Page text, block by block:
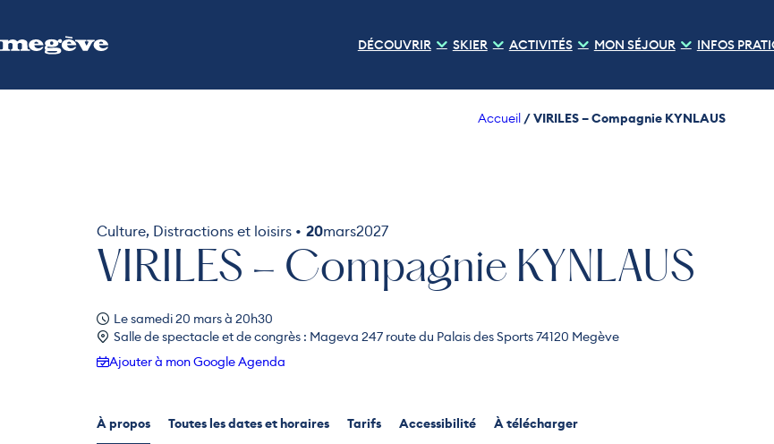
DÉCOUVRIR SKIER ACTIVITÉS MON SÉJOUR INFOS
Accueil /VIRILES – Compagnie KYNLAUS
Culture, Distractions et loisirs • 20mars2027
VIRILES – Compagnie KYNLAUS
Le samedi 20 mars à 20h30
Salle de spectacle et de congrès : Mageva 247 route du Palais des Sports 74120 Megève
Ajouter à mon Google Agenda
À propos Toutes les dates et horaires Tarifs Accessibilité À télécharger